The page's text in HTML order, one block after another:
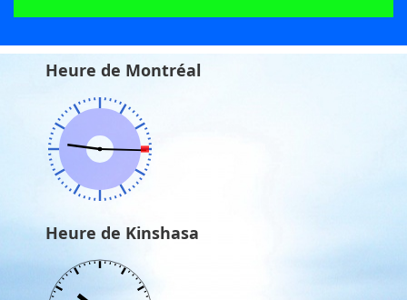
Heure de Montréal
Heure de Kinshasa